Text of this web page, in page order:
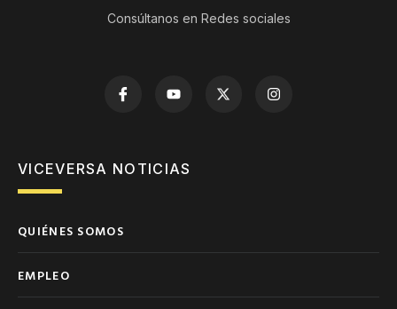
Consúltanos en Redes sociales
VICEVERSA NOTICIAS
QUIÉNES SOMOS
EMPLEO